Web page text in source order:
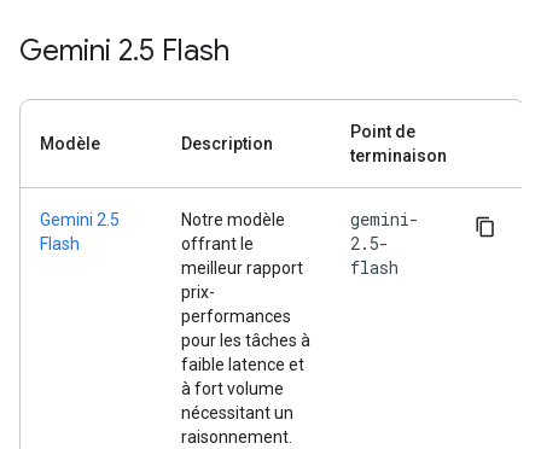
Gemini 2.5 Flash
Modèle Description
Point de
terminaison
Gemini 2.5
Flash
Notre modèle
offrant le
meilleur rapport
prix-
performances
pour les tâches à
faible latence et
à fort volume
nécessitant un
raisonnement.
gemini-
2.5-
flash